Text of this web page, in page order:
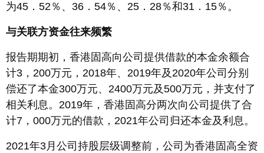
为45．52％、36．54％、25．28％和31．15％。
与关联方资金往来频繁
报告期期初，香港固高向公司提供借款的本金余额合
计3，200万元，2018年、2019年及2020年公司分别
偿还了本金300万元、2400万元及500万元，并支付了
相关利息。2019年，香港固高分两次向公司提供了合
计7，000万元的借款，2021年公司归还本金及利息。
2021年3月公司持股层级调整前，公司为香港固高全资